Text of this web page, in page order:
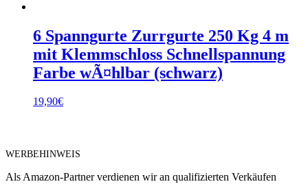
6 Spanngurte Zurrgurte 250 Kg 4 m
mit Klemmschloss Schnellspannung
Farbe wÃ¤hlbar (schwarz)
19,90€
WERBEHINWEIS
Als Amazon-Partner verdienen wir an qualifizierten Verkäufen